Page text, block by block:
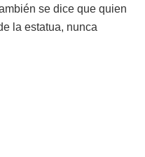
se dice que quien
la estatua, nunca